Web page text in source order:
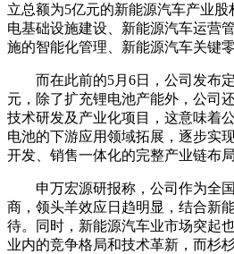
立总额为5亿元的新能源汽车产业
电基础设施建设、新能源汽车运营
施的智能化管理、新能源汽车关键
而在此前的5月6日，公司发布定
元，除了扩充锂电池产能外，公司
技术研发及产业化项目，这意味着
电池的下游应用领域拓展，逐步实
开发、销售一体化的完整产业链布局
申万宏源研报称，公司作为全国
商，领头羊效应日趋明显，结合新
待。同时，新能源汽车业市场突起
业内的竞争格局和技术革新，而杉